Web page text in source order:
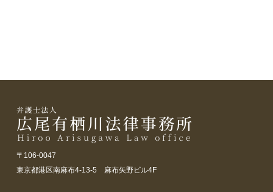
〒106-0047
東京都港区南麻布4-13-5 麻布矢野ビル4F